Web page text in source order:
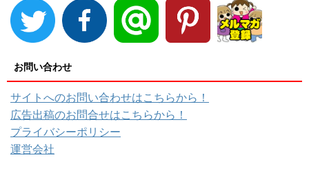
お問い合わせ
サイトへのお問い合わせはこちらから！
広告出稿のお問合せはこちらから！
プライバシーポリシー
運営会社